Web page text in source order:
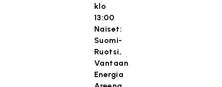
klo
13:00
Naiset:
Suomi-
Ruotsi,
Vantaan
Energia